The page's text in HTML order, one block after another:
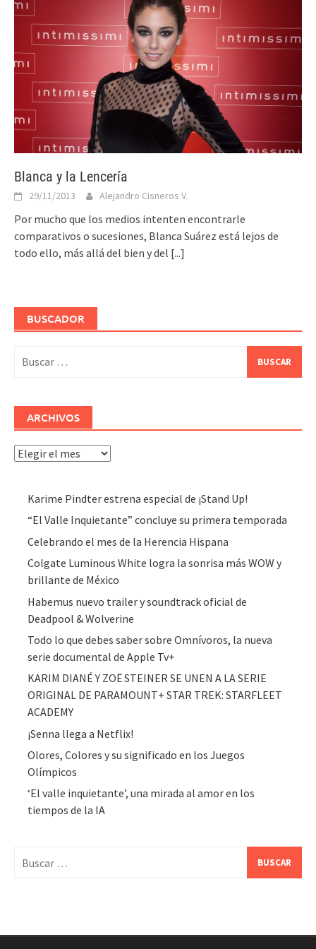
Blanca y la Lencería
29/11/2013 Alejandro Cisneros V.
Por mucho que los medios intenten encontrarle
comparativos o sucesiones, Blanca Suárez está lejos de
todo ello, más allá del bien y del [...]
BUSCADOR
ARCHIVOS
Archivos
Karime Pindter estrena especial de ¡Stand Up!
“El Valle Inquietante” concluye su primera temporada
Celebrando el mes de la Herencia Hispana
Colgate Luminous White logra la sonrisa más WOW y
brillante de México
Habemus nuevo trailer y soundtrack oficial de
Deadpool & Wolverine
Todo lo que debes saber sobre Omnívoros, la nueva
serie documental de Apple Tv+
KARIM DIANÉ Y ZOË STEINER SE UNEN A LA SERIE
ORIGINAL DE PARAMOUNT+ STAR TREK: STARFLEET
ACADEMY
¡Senna llega a Netflix!
Olores, Colores y su significado en los Juegos
Olímpicos
‘El valle inquietante’, una mirada al amor en los
tiempos de la IA